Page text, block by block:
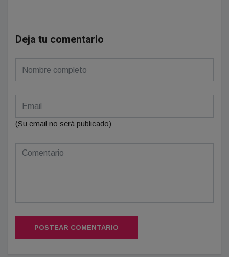
Deja tu comentario
(Su email no será publicado)
POSTEAR COMENTARIO